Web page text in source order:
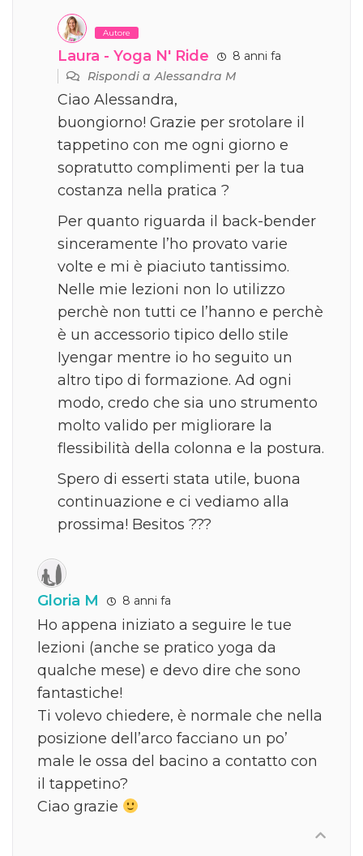
Autore
Laura - Yoga N' Ride
8 anni fa
Rispondi aAlessandra M
Ciao Alessandra,
buongiorno! Grazie per srotolare il
tappetino con me ogni giorno e
sopratutto complimenti per la tua
costanza nella pratica ?
Per quanto riguarda il back-bender
sinceramente l’ho provato varie
volte e mi è piaciuto tantissimo.
Nelle mie lezioni non lo utilizzo
perchè non tutti ce l’hanno e perchè
è un accessorio tipico dello stile
Iyengar mentre io ho seguito un
altro tipo di formazione. Ad ogni
modo, credo che sia uno strumento
molto valido per migliorare la
flessibilità della colonna e la postura.
Spero di esserti stata utile, buona
continuazione e ci vediamo alla
prossima! Besitos ???
Gloria M 8 anni fa
Ho appena iniziato a seguire le tue
lezioni (anche se pratico yoga da
qualche mese) e devo dire che sono
fantastiche!
Ti volevo chiedere, è normale che nella
posizione dell’arco facciano un po’
male le ossa del bacino a contatto con
il tappetino?
Ciao grazie